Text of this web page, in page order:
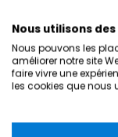
livraison et
d'entretien
- Flottabilité
- Design
Nous utilisons
Nous pouvons les
améliorer notre site
faire vivre une
les cookies que nous